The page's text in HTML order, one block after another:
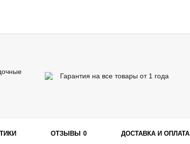
Гарантия на все товары от 1 года
ОТЗЫВЫ 0 ДОСТАВКА И ОПЛАТА